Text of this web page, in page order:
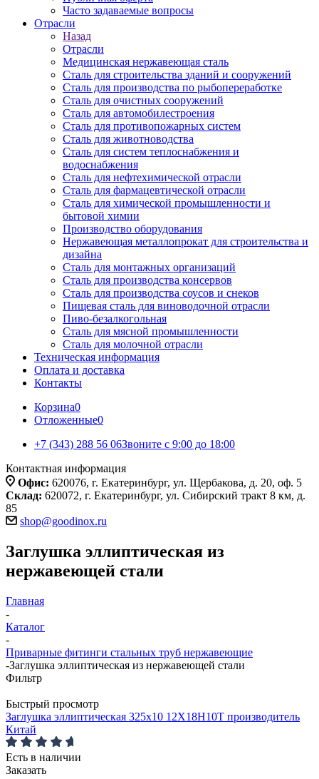
Часто задаваемые вопросы
Отрасли
Назад
Отрасли
Медицинcкая нержавеющая сталь
Сталь для строительства зданий и сооружений
Сталь для производства по рыбопереработке
Сталь для очистных сооружений
Сталь для автомобилестроения
Сталь для противопожарных систем
Сталь для животноводства
Сталь для систем теплоснабжения и
водоснабжения
Сталь для нефтехимической отрасли
Сталь для фармацевтической отрасли
Сталь для химической промышленности и
бытовой химии
Производство оборудования
Нержавеющая металлопрокат для строительства и
дизайна
Сталь для монтажных организаций
Сталь для производства консервов
Сталь для производства соусов и снеков
Пищевая сталь для виноводочной отрасли
Пиво-безалкогольная
Сталь для мясной промышленности
Сталь для молочной отрасли
Техническая информация
Оплата и доставка
Контакты
Корзина0
Отложенные0
+7 (343) 288 56 06Звоните с 9:00 до 18:00
Контактная информация
Офис: 620076, г. Екатеринбург, ул. Щербакова, д. 20, оф. 5
Склад: 620072, г. Екатеринбург, ул. Сибирский тракт 8 км, д.
85
shop@goodinox.ru
Заглушка эллиптическая из
нержавеющей стали
Главная
-
Каталог
-
Приварные фитинги стальных труб нержавеющие
-Заглушка эллиптическая из нержавеющей стали
Фильтр
Быстрый просмотр
Заглушка эллиптическая 325x10 12Х18Н10Т производитель
Китай
Есть в наличии
Заказать